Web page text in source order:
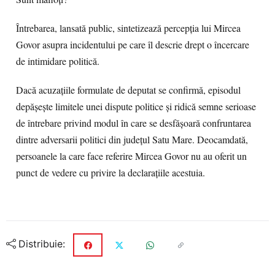
Întrebarea, lansată public, sintetizează percepția lui Mircea
Govor asupra incidentului pe care îl descrie drept o încercare
de intimidare politică.
Dacă acuzațiile formulate de deputat se confirmă, episodul
depășește limitele unei dispute politice și ridică semne serioase
de întrebare privind modul în care se desfășoară confruntarea
dintre adversarii politici din județul Satu Mare. Deocamdată,
persoanele la care face referire Mircea Govor nu au oferit un
punct de vedere cu privire la declarațiile acestuia.
Distribuie: